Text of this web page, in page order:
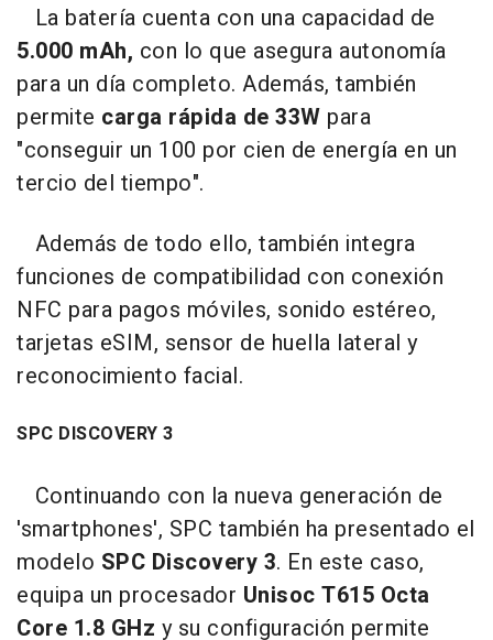
La batería cuenta con una capacidad de
5.000 mAh, con lo que asegura autonomía
para un día completo. Además, también
permite carga rápida de 33W para
"conseguir un 100 por cien de energía en un
tercio del tiempo".
Además de todo ello, también integra
funciones de compatibilidad con conexión
NFC para pagos móviles, sonido estéreo,
tarjetas eSIM, sensor de huella lateral y
reconocimiento facial.
SPC DISCOVERY 3
Continuando con la nueva generación de
'smartphones', SPC también ha presentado el
modelo SPC Discovery 3. En este caso,
equipa un procesador Unisoc T615 Octa
Core 1.8 GHz y su configuración permite